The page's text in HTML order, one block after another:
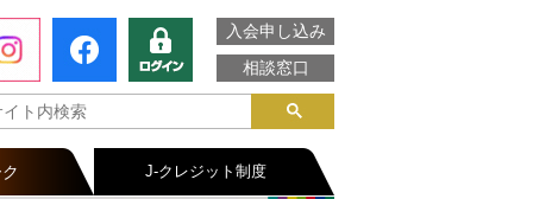
入会申し込み
相談窓口
J-クレジット制度